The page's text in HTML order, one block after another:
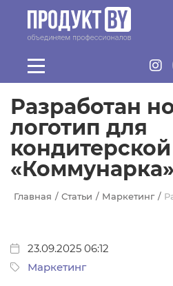
Перейти к основному
Разработан
логотип для
«Коммунарка»
Главная Статьи Маркетинг
23.09.2025 06:12
Маркетинг